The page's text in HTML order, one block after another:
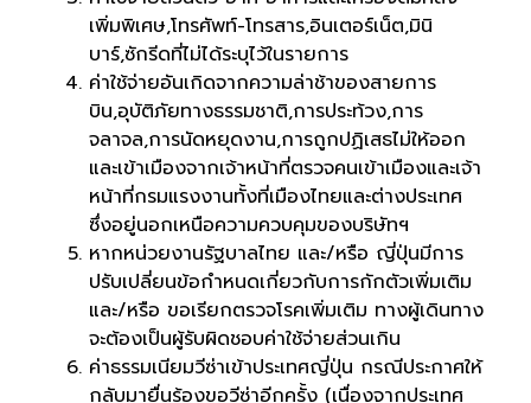
เพิ่มพิเศษ,โทรศัพท์-โทรสาร,อินเตอร์เน็ต,มินิ
บาร์,ซักรีดที่ไม่ได้ระบุไว้ในรายการ
ค่าใช้จ่ายอันเกิดจากความล่าช้าของสายการ
บิน,อุบัติภัยทางธรรมชาติ,การประท้วง,การ
จลาจล,การนัดหยุดงาน,การถูกปฏิเสธไม่ให้ออก
และเข้าเมืองจากเจ้าหน้าที่ตรวจคนเข้าเมืองและเจ้า
หน้าที่กรมแรงงานทั้งที่เมืองไทยและต่างประเทศ
ซึ่งอยู่นอกเหนือความควบคุมของบริษัทฯ
หากหน่วยงานรัฐบาลไทย และ/หรือ ญี่ปุ่นมีการ
ปรับเปลี่ยนข้อกำหนดเกี่ยวกับการกักตัวเพิ่มเติม
และ/หรือ ขอเรียกตรวจโรคเพิ่มเติม ทางผู้เดินทาง
จะต้องเป็นผู้รับผิดชอบค่าใช้จ่ายส่วนเกิน
ค่าธรรมเนียมวีซ่าเข้าประเทศญี่ปุ่น กรณีประกาศให้
กลับมายื่นร้องขอวีซ่าอีกครั้ง (เนื่องจากประเทศ